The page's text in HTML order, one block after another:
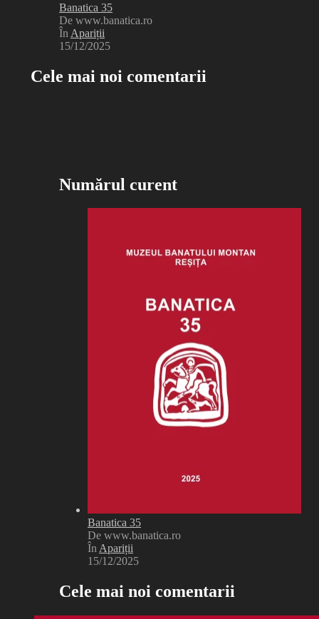
Banatica 35
De www.banatica.ro
În Apariții
15/12/2025
Cele mai noi comentarii
Numărul curent
Banatica 35
De www.banatica.ro
ÎnApariții
15/12/2025
Cele mai noi comentarii